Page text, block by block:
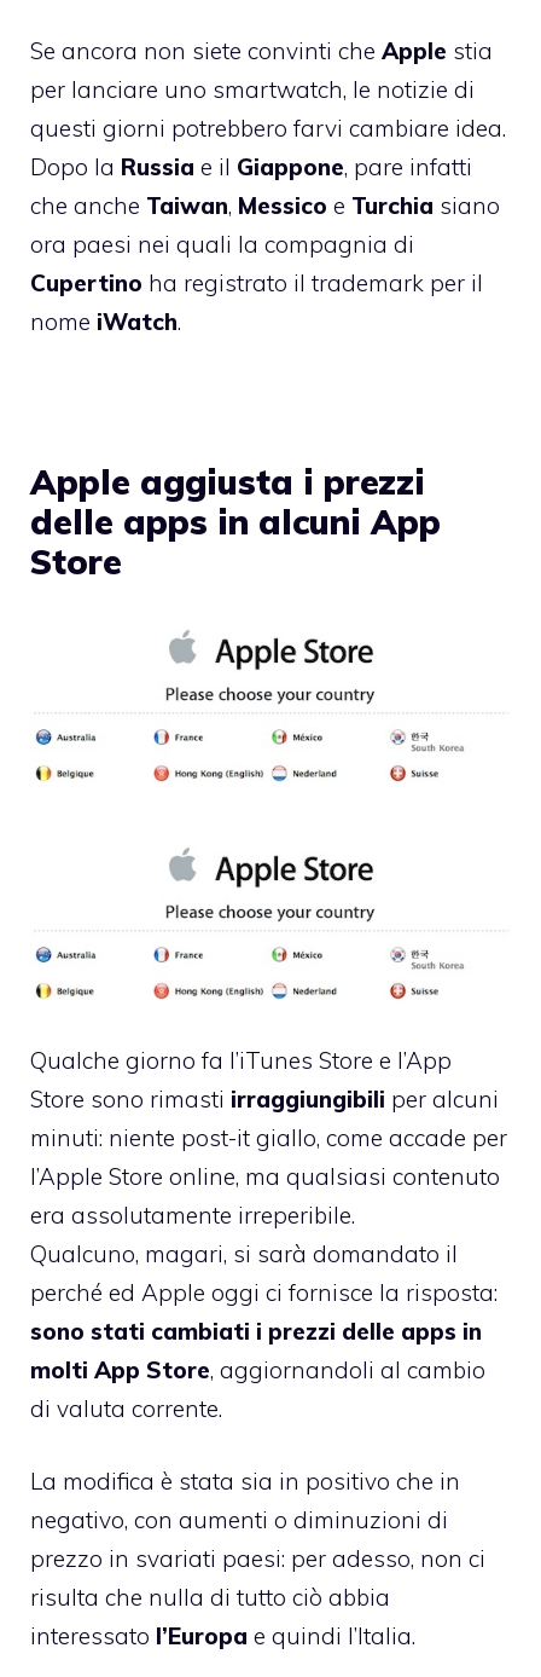
Se ancora non siete convinti che Apple stia
per lanciare uno smartwatch, le notizie di
questi giorni potrebbero farvi cambiare idea.
Dopo la Russia e il Giappone, pare infatti
che anche Taiwan, Messico e Turchia siano
ora paesi nei quali la compagnia di
Cupertino ha registrato il trademark per il
nome iWatch.
Apple aggiusta i prezzi
delle apps in alcuni App
Store
Qualche giorno fa l’iTunes Store e l’App
Store sono rimasti irraggiungibili per alcuni
minuti: niente post-it giallo, come accade per
l’Apple Store online, ma qualsiasi contenuto
era assolutamente irreperibile.
Qualcuno, magari, si sarà domandato il
perché ed Apple oggi ci fornisce la risposta:
sono stati cambiati i prezzi delle apps in
molti App Store, aggiornandoli al cambio
di valuta corrente.
La modifica è stata sia in positivo che in
negativo, con aumenti o diminuzioni di
prezzo in svariati paesi: per adesso, non ci
risulta che nulla di tutto ciò abbia
interessato l’Europa e quindi l’Italia.